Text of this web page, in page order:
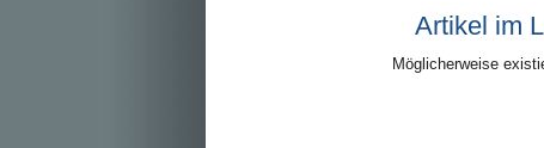
Artikel im
Möglicherweise